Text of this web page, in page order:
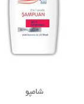
شامپو